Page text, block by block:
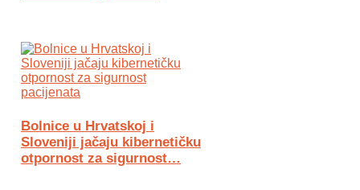
Bolnice u Hrvatskoj i
Sloveniji jačaju kibernetičku
otpornost za sigurnost…